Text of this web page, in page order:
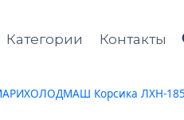
Категории Контакты
Корсика ЛХН-